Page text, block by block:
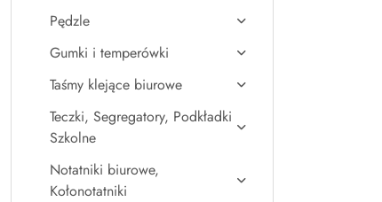
Pędzle
Gumki i temperówki
Taśmy klejące biurowe
Teczki, Segregatory, Podkładki
Szkolne
Notatniki biurowe,
Kołonotatniki